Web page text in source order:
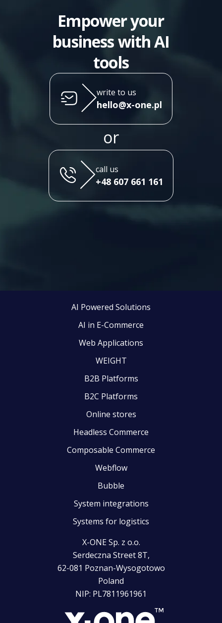
Empower your
business with AI
tools
write to us
hello@x-one.pl
or
call us
+48 607 661 161
AI Powered Solutions
AI in E-Commerce
Web Applications
WEIGHT
B2B Platforms
B2C Platforms
Online stores
Headless Commerce
Composable Commerce
Webflow
Bubble
System integrations
Systems for logistics
X-ONE Sp. z o.o.
Serdeczna Street 8T,
62-081 Poznan-Wysogotowo
Poland
NIP: PL7811961961